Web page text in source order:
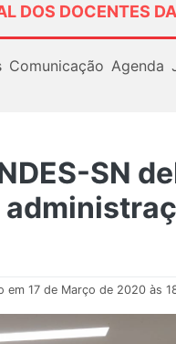
DOS DOCENTES
Comunicação Agenda
SN
em 17 de Março de 2020 às